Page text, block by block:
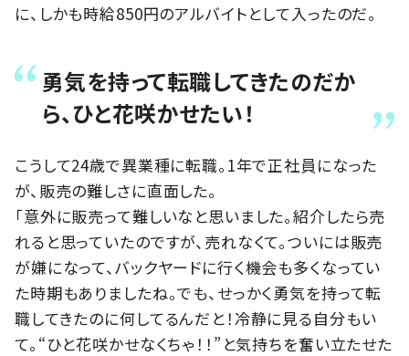
に、しかも時給850円のアルバイトとして入ったのだ。
勇気を持って転職してきたのだか
ら、ひと花咲かせたい！
こうして24歳で異業種に転職。1年で正社員になった
が、販売の難しさに直面した。
「意外に販売って難しいなと思いました。紹介したら売
れると思っていたのですが、売れなくて。ついには販売
が嫌になって、バックヤードに行く機会も多くなってい
た時期もありましたね。でも、せっかく勇気を持って転
職してきたのに何してるんだと！冷静に見る自分もい
て。“ひと花咲かせなくちゃ！！”と気持ちを奮い立たせた